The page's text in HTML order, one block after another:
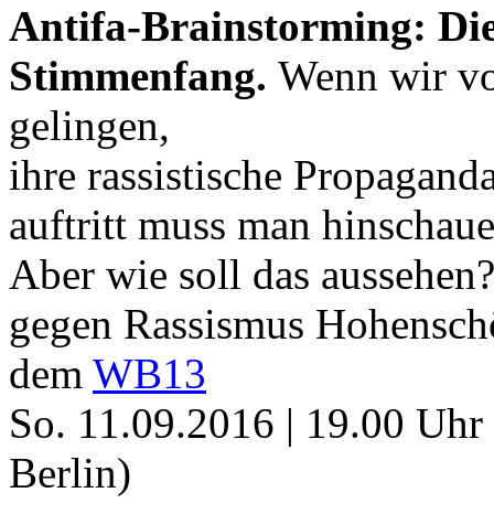
Antifa-Brainstorming:
Stimmenfang. Wenn wir
gelingen,
ihre rassistische
auftritt muss man
Aber wie soll das
gegen Rassismus
dem WB13
So. 11.09.2016 | 19.00
Berlin)